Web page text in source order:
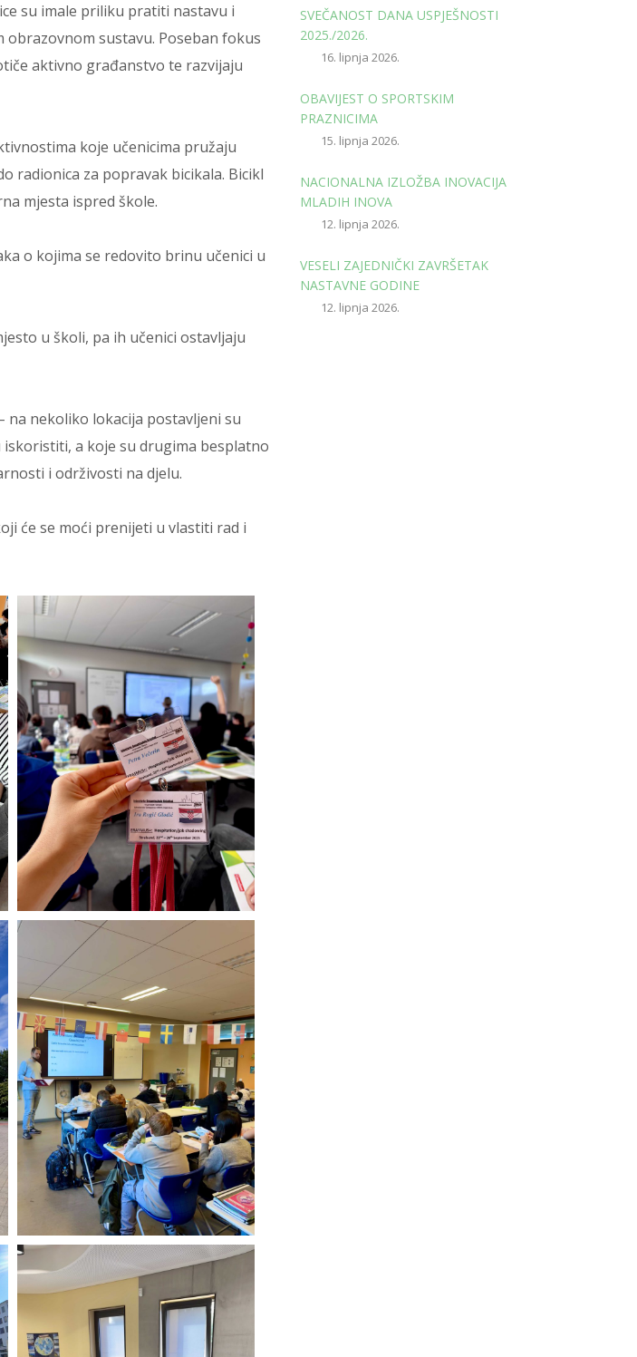
su imale priliku pratiti nastavu i
sustavu. Poseban fokus
aktivno građanstvo te razvijaju
koje učenicima pružaju
radionica za popravak bicikala. Bicikl
mjesta ispred škole.
o kojima se redovito brinu učenici u
u školi, pa ih učenici ostavljaju
na nekoliko lokacija postavljeni su
a koje su drugima besplatno
i održivosti na djelu.
će se moći prenijeti u vlastiti rad i
SVEČANOST DANA USPJEŠNOSTI
2025./2026.
16. lipnja 2026.
OBAVIJEST O SPORTSKIM
PRAZNICIMA
15. lipnja 2026.
NACIONALNA IZLOŽBA INOVACIJA
MLADIH INOVA
12. lipnja 2026.
VESELI ZAJEDNIČKI ZAVRŠETAK
NASTAVNE GODINE
12. lipnja 2026.